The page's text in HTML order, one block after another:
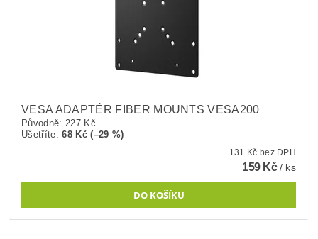
VESA ADAPTÉR FIBER MOUNTS VESA200
Původně: 227 Kč
Ušetříte:68 Kč (–29 %)
131 Kč bez DPH
159 Kč/ ks